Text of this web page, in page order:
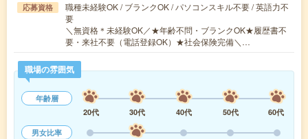
応募資格
職種未経験OK / ブランクOK / パソコンスキル不要 / 英語力不
要
＼無資格＊未経験OK／★年齢不問・ブランクOK★履歴書不
要・来社不要（電話登録OK）★社会保険完備＼…
職場の雰囲気
年齢層
20代
30代 40代 50代
60代
男女比率